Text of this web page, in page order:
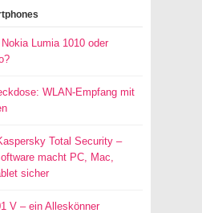
Lumia 1010 oder
WLAN-Empfang mit
Total Security –
macht PC, Mac,
sicher
V – ein Alleskönner